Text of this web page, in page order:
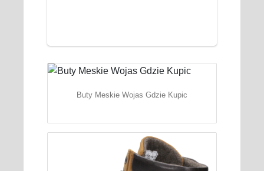
Buty Meskie Wojas Gdzie Kupic